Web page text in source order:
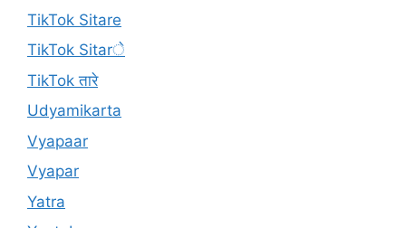
TikTok Sitare
TikTok Sitarे
TikTok तारे
Udyamikarta
Vyapaar
Vyapar
Yatra